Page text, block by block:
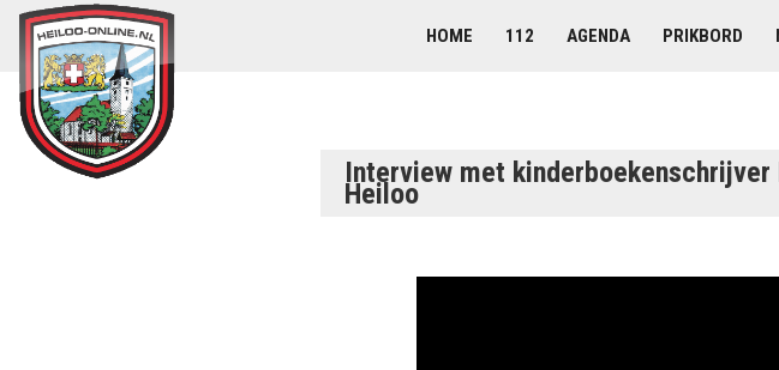
HOME 112 AGENDA PRIKBORD
Interview met
Heiloo